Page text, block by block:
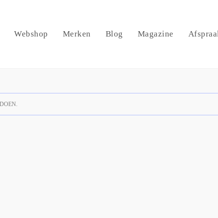
Webshop Merken Blog Magazine